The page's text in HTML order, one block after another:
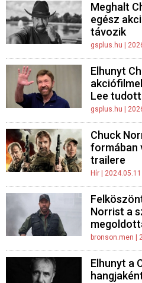
Meghalt
egész
távozik
gsplus.hu |
Elhunyt
Lee
gsplus.hu |
Chuck
formában
trailere
Hír |
Norrist a
bronson.men |
Elhunyt a